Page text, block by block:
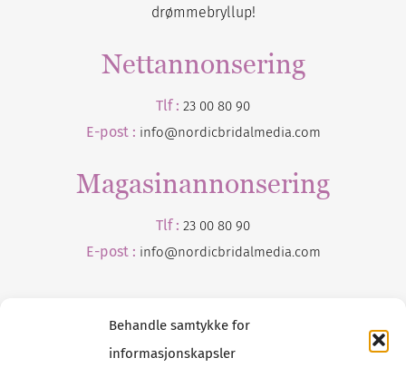
Behandle samtykke for
informasjonskapsler
drømmebryllup!
Nettannonsering
Tlf : 23 00 80 90
E-post : info@nordicbridalmedia.com
Magasinannonsering
Tlf : 23 00 80 90
E-post : info@nordicbridalmedia.com